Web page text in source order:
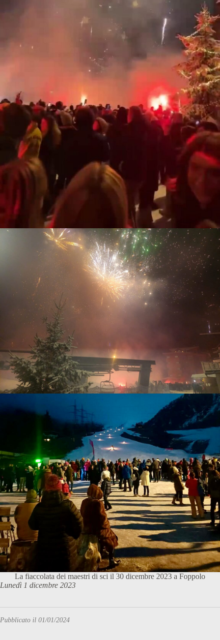
La fiaccolata dei maestri di sci il 30 dicembre 2023 a Foppolo
Lunedì 1 dicembre 2023
Pubblicato il 01/01/2024